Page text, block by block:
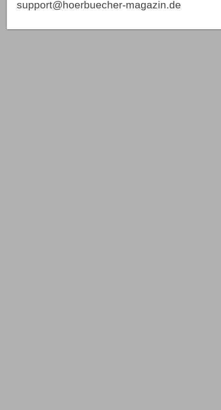
support@hoerbuecher-magazin.de